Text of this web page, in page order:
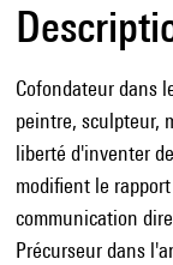
Cofondateur dans
peintre, sculpteur,
liberté d'inventer
modifient le
communication
Précurseur dans